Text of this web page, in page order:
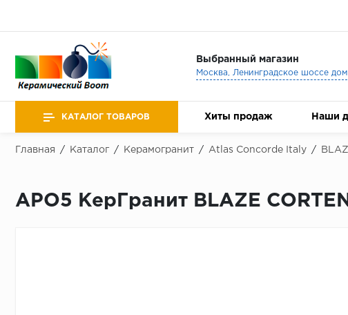
Выбранный магазин
КАТАЛОГ ТОВАРОВ Хиты продаж Наши
Главная / Каталог / Керамогранит / Atlas Concorde Italy /
APO5 КерГранит BLAZE